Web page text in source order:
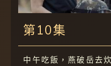
第10集
中午吃飯，燕破岳去